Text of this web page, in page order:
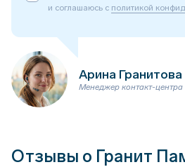
и соглашаюсь с политикой
Арина Гранитова
Менеджер контакт-центра
Отзывы о Гранит